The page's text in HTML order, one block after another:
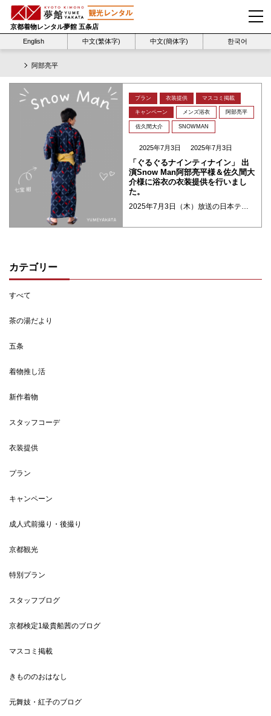
京都着物レンタル夢館 五条店
English
中文(繁体字) 中文(簡体字) 한국어
阿部亮平
カテゴリー
すべて
茶の湯だより
五条
着物推し活
新作着物
スタッフコーデ
衣装提供
プラン
キャンペーン
成人式前撮り・後撮り
京都観光
特別プラン
スタッフブログ
京都検定1級貴船茜のブログ
マスコミ掲載
きもののおはなし
元舞妓・紅子のブログ
プラン 衣装提供 マスコミ掲載
キャンペーン メンズ浴衣 阿部亮平
佐久間大介 SNOWMAN
2025年7月3日 2025年7月3日
「ぐるぐるナインティナイン」 出
演Snow Man阿部亮平様＆佐久間大
介様に浴衣の衣装提供を行いまし
た。
2025年7月3日（木）放送の日本テレビ系『ぐるぐるナインティナイン』2時間スペシャル（7：00）内「ゴチになります！26」に出演されたSNOWMAN阿部亮平様と佐久間大介様にメンズ浴衣の衣装提供を行いました。 佐久間大 ・・・